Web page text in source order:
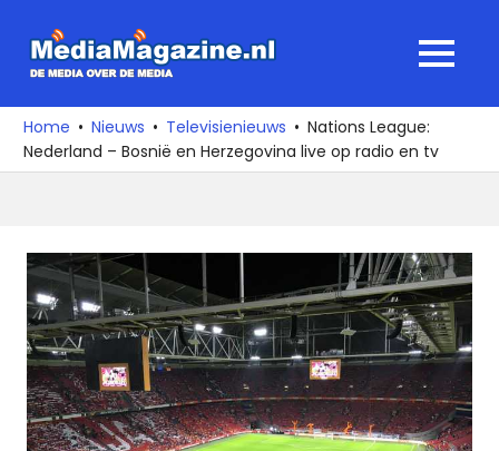
naar
media
over
de
MENU
Home Nieuws Televisienieuws
Nations League:
Nederland – Bosnië en Herzegovina live op radio en tv